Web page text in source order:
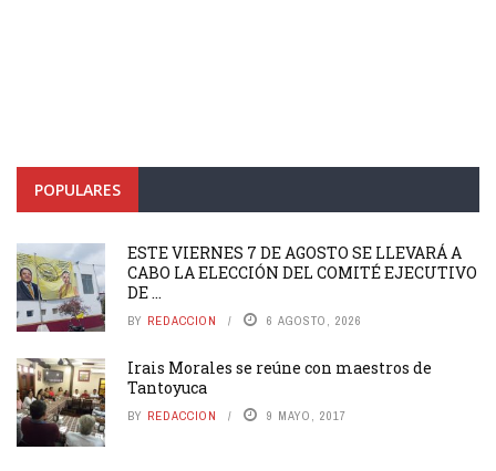
POPULARES
ESTE VIERNES 7 DE AGOSTO SE LLEVARÁ A
CABO LA ELECCIÓN DEL COMITÉ EJECUTIVO
DE ...
BY REDACCION 6 AGOSTO, 2026
Irais Morales se reúne con maestros de
Tantoyuca
BY REDACCION 9 MAYO, 2017